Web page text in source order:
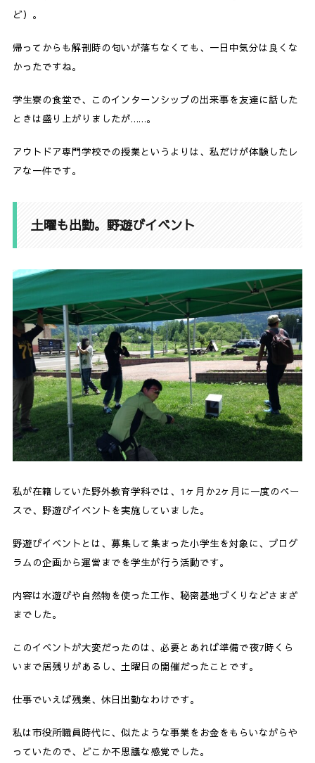
ど）。
帰ってからも解剖時の匂いが落ちなくても、一日中気分は良くな
かったですね。
学生寮の食堂で、このインターンシップの出来事を友達に話した
ときは盛り上がりましたが……。
アウトドア専門学校での授業というよりは、私だけが体験したレ
アな一件です。
土曜も出勤。野遊びイベント
私が在籍していた野外教育学科では、1ヶ月か2ヶ月に一度のペー
スで、野遊びイベントを実施していました。
野遊びイベントとは、募集して集まった小学生を対象に、プログ
ラムの企画から運営までを学生が行う活動です。
内容は水遊びや自然物を使った工作、秘密基地づくりなどさまざ
までした。
このイベントが大変だったのは、必要とあれば準備で夜7時くら
いまで居残りがあるし、土曜日の開催だったことです。
仕事でいえば残業、休日出勤なわけです。
私は市役所職員時代に、似たような事業をお金をもらいながらや
っていたので、どこか不思議な感覚でした。